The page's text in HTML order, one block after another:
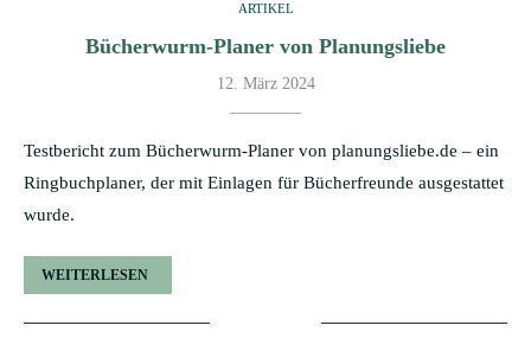
ARTIKEL
Bücherwurm-Planer von Planungsliebe
12. März 2024
Testbericht zum Bücherwurm-Planer von planungsliebe.de – ein
Ringbuchplaner, der mit Einlagen für Bücherfreunde ausgestattet
wurde.
WEITERLESEN